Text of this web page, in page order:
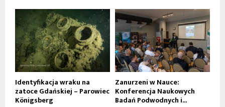
Identyfikacja wraku na
zatoce Gdańskiej – Parowiec
Königsberg
Zanurzeni w Nauce:
Konferencja Naukowych
Badań Podwodnych i...